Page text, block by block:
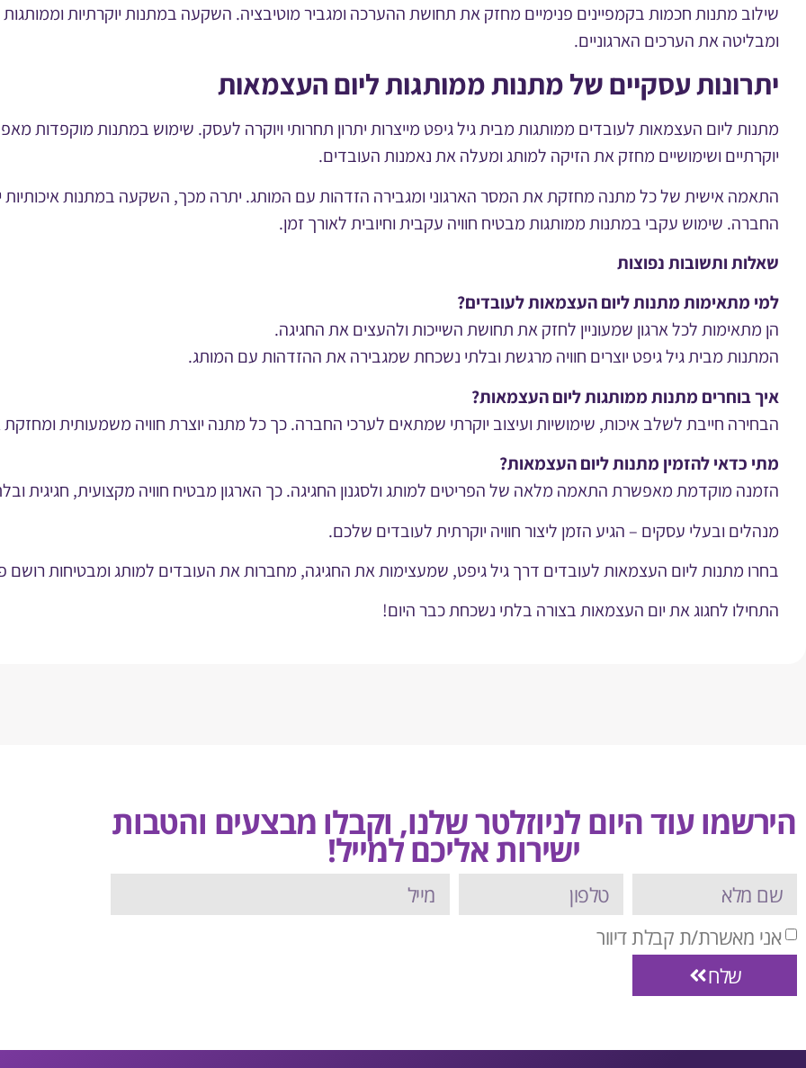
שילוב מתנות חכמות בקמפיינים פנימיים מחזק את תחושת ההערכה ומגביר מוטיבציה. השקעה במתנות יוקרתיות
ומבליטה את הערכים הארגוניים.
יתרונות עסקיים של מתנות ממותגות ליום העצמאות
מתנות ליום העצמאות לעובדים ממותגות מבית גיל גיפט מייצרות יתרון תחרותי ויוקרה לעסק. שימוש במתנות מוקפדות
יוקרתיים ושימושיים מחזק את הזיקה למותג ומעלה את נאמנות העובדים.
התאמה אישית של כל מתנה מחזקת את המסר הארגוני ומגבירה הזדהות עם המותג. יתרה מכך, השקעה במתנות איכותיות
החברה. שימוש עקבי במתנות ממותגות מבטיח חוויה עקבית וחיובית לאורך זמן.
שאלות ותשובות נפוצות
למי מתאימות מתנות ליום העצמאות לעובדים?
הן מתאימות לכל ארגון שמעוניין לחזק את תחושת השייכות ולהעצים את החגיגה.
המתנות מבית גיל גיפט יוצרים חוויה מרגשת ובלתי נשכחת שמגבירה את ההזדהות עם המותג.
איך בוחרים מתנות ממותגות ליום העצמאות?
הבחירה חייבת לשלב איכות, שימושיות ועיצוב יוקרתי שמתאים לערכי החברה. כך כל מתנה יוצרת חוויה משמעותית
מתי כדאי להזמין מתנות ליום העצמאות?
הזמנה מוקדמת מאפשרת התאמה מלאה של הפריטים למותג ולסגנון החגיגה. כך הארגון מבטיח חוויה מקצועית, חגיגית
מנהלים ובעלי עסקים – הגיע הזמן ליצור חוויה יוקרתית לעובדים שלכם.
בחרו מתנות ליום העצמאות לעובדים דרך גיל גיפט, שמעצימות את החגיגה, מחברות את העובדים למותג ומבטיחות רושם
התחילו לחגוג את יום העצמאות בצורה בלתי נשכחת כבר היום!
הירשמו עוד היום לניוזלטר שלנו, וקבלו מבצעים והטבות
ישירות אליכם למייל!
אני מאשרת/ת קבלת דיוור
שלח